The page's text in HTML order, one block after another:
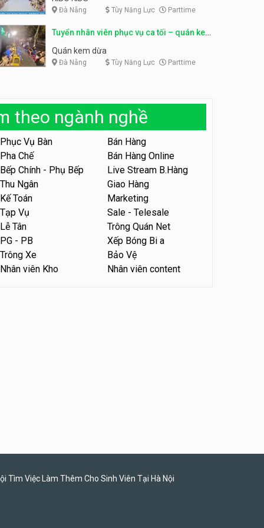
Tuyển nhân viên phục vụ ca
Tuyển nhân viên phụ bếp –
Tuyển nhân viên phụ quán ăn
– hỗ trợ ăn ở
Quán bánh đa cua
Tuyển nhân viên sale,
marketing
Công ty
Tuyển nhân viên bán hàng
parttime
GÀ GÔ FASTFOOD
Đà Nẵng Tùy Năng Lực Parttime
Tuyển nhân viên phục vụ ca tối – quán kem
dừa
Quán kem dừa
Đà Nẵng Tùy Năng Lực Parttime
theo ngành nghề
Phục Vụ Bàn
Bán Hàng
Pha Chế
Bán Hàng Online
Bếp Chính - Phụ Bếp
Live Stream B.Hàng
Thu Ngân
Giao Hàng
Kế Toán
Marketing
Tạp Vụ
Sale - Telesale
Lễ Tân
Trông Quán Net
PG - PB
Xếp Bóng Bi a
Trông Xe
Bảo Vệ
Nhân viên Kho Nhân viên content
Tìm Việc Làm Thêm Cho Sinh Viên Tại Hà Nội